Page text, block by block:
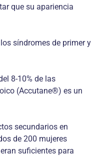
que su apariencia
síndromes de primer y
8-10% de las
(Accutane®) es un
secundarios en
de 200 mujeres
suficientes para